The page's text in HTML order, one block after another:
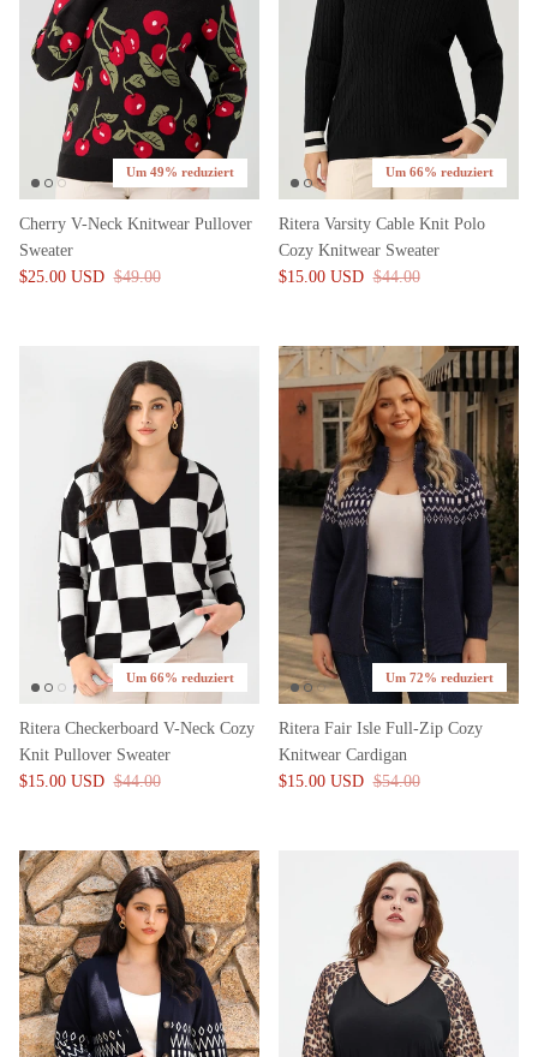
Um 49% reduziert
Cherry V-Neck Knitwear Pullover
Sweater
$25.00 USD $49.00
Um 66% reduziert
Ritera Varsity Cable Knit Polo
Cozy Knitwear Sweater
$15.00 USD $44.00
Um 66% reduziert
Ritera Checkerboard V-Neck Cozy
Knit Pullover Sweater
$15.00 USD $44.00
Um 72% reduziert
Ritera Fair Isle Full-Zip Cozy
Knitwear Cardigan
$15.00 USD $54.00